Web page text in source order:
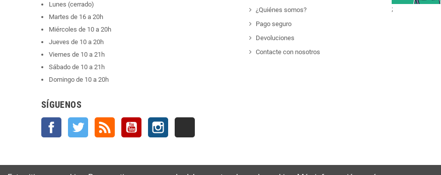
Lunes (cerrado)
Martes de 16 a 20h
Miércoles de 10 a 20h
Jueves de 10 a 20h
Viernes de 10 a 21h
Sábado de 10 a 21h
Domingo de 10 a 20h
SÍGUENOS
Facebook Twitter YouTube
¿Quiénes somos?
Pago seguro
Devoluciones
Contacte con nosotros
;